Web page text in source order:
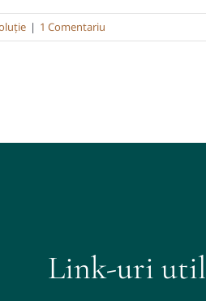
| 1 Comentariu
Link-uri